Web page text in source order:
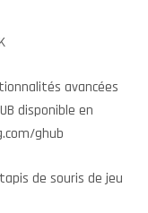
avancées
disponible en
ghub
de souris de jeu